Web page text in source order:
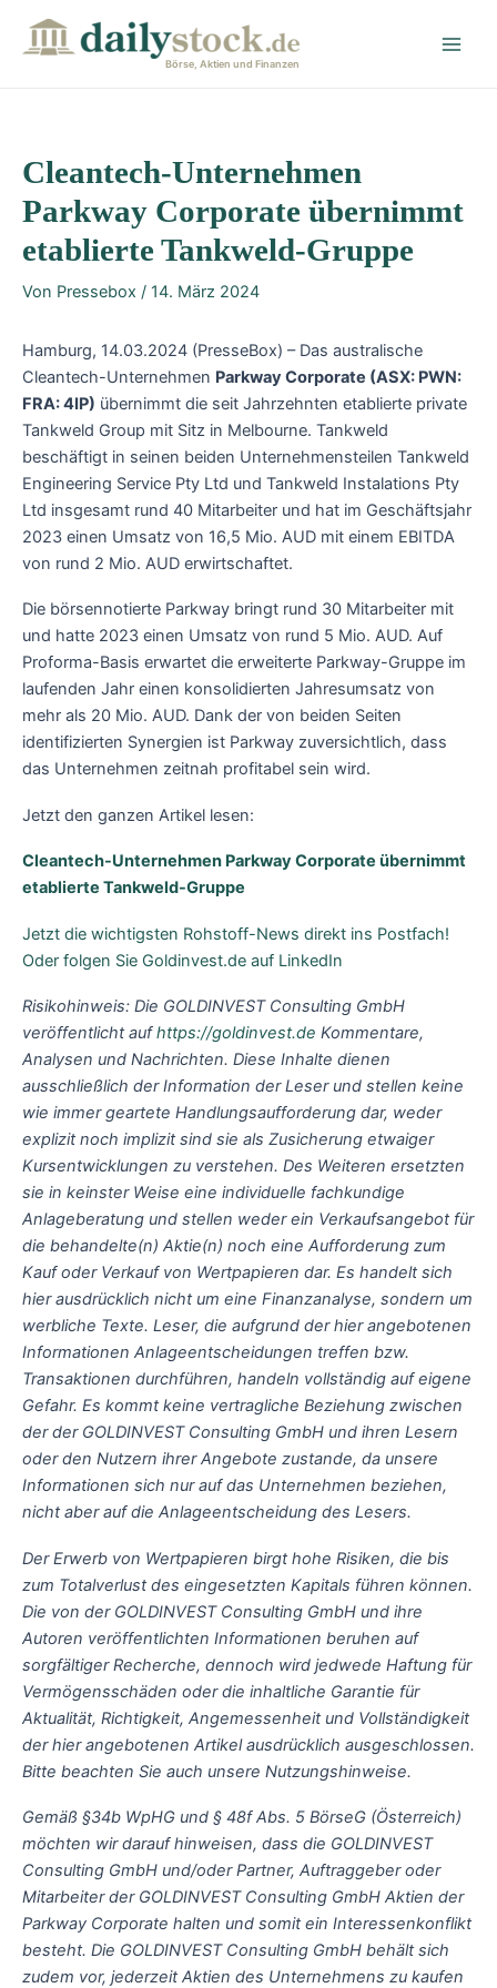
Börse, Aktien und Finanzen
Cleantech-Unternehmen
Parkway Corporate übernimmt
etablierte Tankweld-Gruppe
Von Pressebox / 14. März 2024
Hamburg, 14.03.2024 (PresseBox) – Das australische
Cleantech-Unternehmen Parkway Corporate (ASX: PWN:
FRA: 4IP) übernimmt die seit Jahrzehnten etablierte private
Tankweld Group mit Sitz in Melbourne. Tankweld
beschäftigt in seinen beiden Unternehmensteilen Tankweld
Engineering Service Pty Ltd und Tankweld Instalations Pty
Ltd insgesamt rund 40 Mitarbeiter und hat im Geschäftsjahr
2023 einen Umsatz von 16,5 Mio. AUD mit einem EBITDA
von rund 2 Mio. AUD erwirtschaftet.
Die börsennotierte Parkway bringt rund 30 Mitarbeiter mit
und hatte 2023 einen Umsatz von rund 5 Mio. AUD. Auf
Proforma-Basis erwartet die erweiterte Parkway-Gruppe im
laufenden Jahr einen konsolidierten Jahresumsatz von
mehr als 20 Mio. AUD. Dank der von beiden Seiten
identifizierten Synergien ist Parkway zuversichtlich, dass
das Unternehmen zeitnah profitabel sein wird.
Jetzt den ganzen Artikel lesen:
Cleantech-Unternehmen Parkway Corporate übernimmt
etablierte Tankweld-Gruppe
Jetzt die wichtigsten Rohstoff-News direkt ins Postfach!
Oder folgen Sie Goldinvest.de auf LinkedIn
Risikohinweis: Die GOLDINVEST Consulting GmbH
veröffentlicht aufhttps://goldinvest.de Kommentare,
Analysen und Nachrichten. Diese Inhalte dienen
ausschließlich der Information der Leser und stellen keine
wie immer geartete Handlungsaufforderung dar, weder
explizit noch implizit sind sie als Zusicherung etwaiger
Kursentwicklungen zu verstehen. Des Weiteren ersetzten
sie in keinster Weise eine individuelle fachkundige
Anlageberatung und stellen weder ein Verkaufsangebot für
die behandelte(n) Aktie(n) noch eine Aufforderung zum
Kauf oder Verkauf von Wertpapieren dar. Es handelt sich
hier ausdrücklich nicht um eine Finanzanalyse, sondern um
werbliche Texte. Leser, die aufgrund der hier angebotenen
Informationen Anlageentscheidungen treffen bzw.
Transaktionen durchführen, handeln vollständig auf eigene
Gefahr. Es kommt keine vertragliche Beziehung zwischen
der der GOLDINVEST Consulting GmbH und ihren Lesern
oder den Nutzern ihrer Angebote zustande, da unsere
Informationen sich nur auf das Unternehmen beziehen,
nicht aber auf die Anlageentscheidung des Lesers.
Der Erwerb von Wertpapieren birgt hohe Risiken, die bis
zum Totalverlust des eingesetzten Kapitals führen können.
Die von der GOLDINVEST Consulting GmbH und ihre
Autoren veröffentlichten Informationen beruhen auf
sorgfältiger Recherche, dennoch wird jedwede Haftung für
Vermögensschäden oder die inhaltliche Garantie für
Aktualität, Richtigkeit, Angemessenheit und Vollständigkeit
der hier angebotenen Artikel ausdrücklich ausgeschlossen.
Bitte beachten Sie auch unsere Nutzungshinweise.
Gemäß §34b WpHG und § 48f Abs. 5 BörseG (Österreich)
möchten wir darauf hinweisen, dass die GOLDINVEST
Consulting GmbH und/oder Partner, Auftraggeber oder
Mitarbeiter der GOLDINVEST Consulting GmbH Aktien der
Parkway Corporate halten und somit ein Interessenkonflikt
besteht. Die GOLDINVEST Consulting GmbH behält sich
zudem vor, jederzeit Aktien des Unternehmens zu kaufen